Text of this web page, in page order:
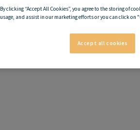
By clicking “Accept All Cookies”, you agree to the storing of
usage, and assist in our marketing efforts or you can click on
Accept all cookies